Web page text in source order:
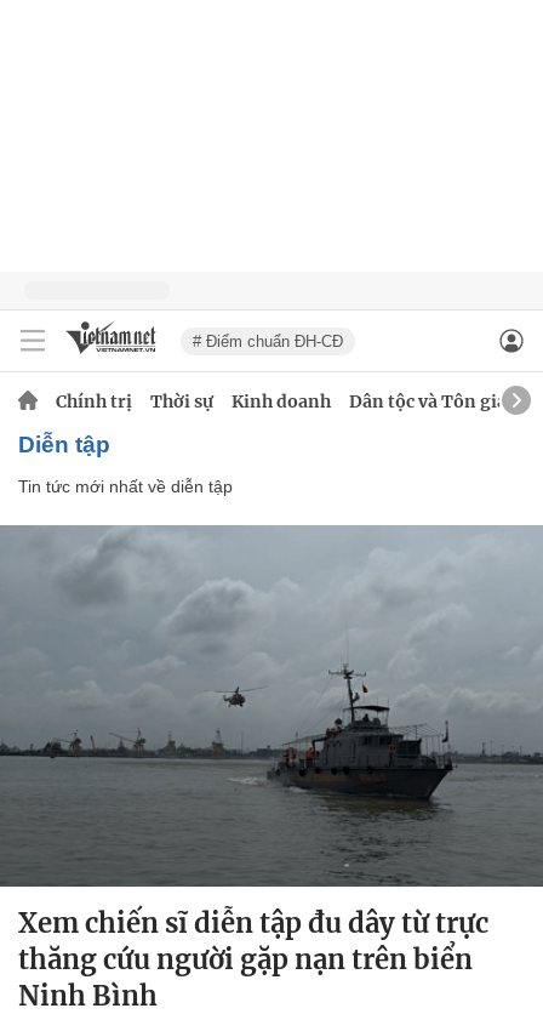
# Điểm chuẩn ĐH-CĐ
Chính trị Thời sự Kinh doanh Dân tộc và Tôn giáo
diễn tập
Tin tức mới nhất về diễn tập
Xem chiến sĩ diễn tập đu dây từ trực
thăng cứu người gặp nạn trên biển
Ninh Bình